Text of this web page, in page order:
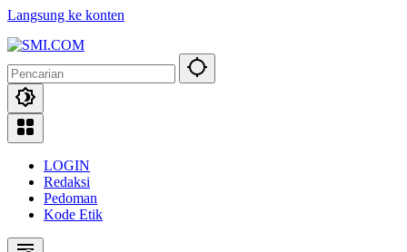
Langsung ke konten
LOGIN
Redaksi
Pedoman
Kode Etik